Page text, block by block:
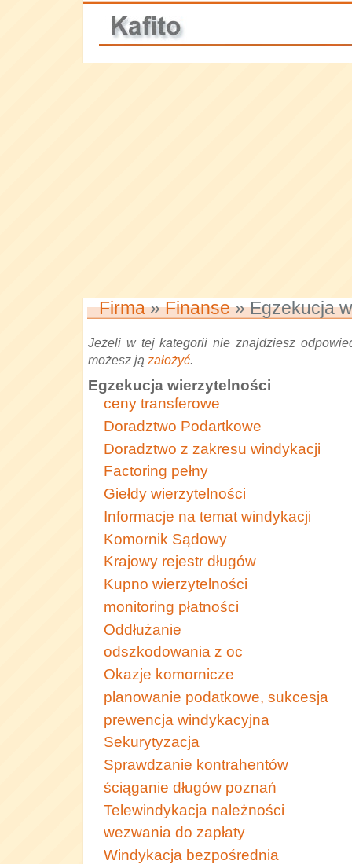
Firma»Finanse» Egzekucja
Jeżeli w tej kategorii nie znajdziesz
możesz ją założyć.
Egzekucja wierzytelności
ceny transferowe
Doradztwo Podartkowe
Doradztwo z zakresu windykacji
Factoring pełny
Giełdy wierzytelności
Informacje na temat windykacji
Komornik Sądowy
Krajowy rejestr długów
Kupno wierzytelności
monitoring płatności
Oddłużanie
odszkodowania z oc
Okazje komornicze
planowanie podatkowe, sukcesja
prewencja windykacyjna
Sekurytyzacja
Sprawdzanie kontrahentów
ściąganie długów poznań
Telewindykacja należności
wezwania do zapłaty
Windykacja bezpośrednia